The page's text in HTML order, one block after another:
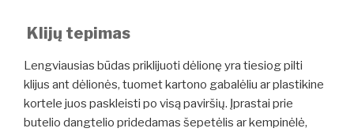
Klijų tepimas
Lengviausias būdas priklijuoti dėlionę yra tiesiog pilti
klijus ant dėlionės, tuomet kartono gabalėliu ar plastikine
kortele juos paskleisti po visą paviršių. Įprastai prie
butelio dangtelio pridedamas šepetėlis ar kempinėlė,